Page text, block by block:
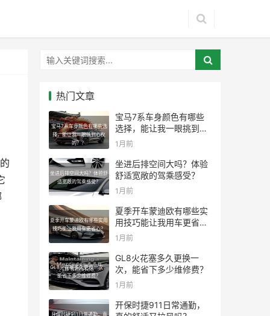
热门文章
宝马7系车身颜色有哪些选
择，能让我一眼挑到心仪
的？？
宝马7系车身颜色有哪些
选择，能让我一眼挑到心
仪的？？
1月前
坐进后排空间大吗？体验舒
适宽敞的驾乘感受？
坐进后排空间大吗？体验
舒适宽敞的驾乘感受？
1月前
夏季开车蒙迪欧有哪些实用
技巧能让我用车更省心？
夏季开车蒙迪欧有哪些实
用技巧能让我用车更省
心？
1月前
GL8火花塞多久更换一次，
能省下多少维修费？
GL8火花塞多久更换一
次，能省下多少维修费？
1月前
开保时捷911日常通勤，真
开保时捷911日常通勤，